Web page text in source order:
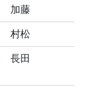
加藤
村松
長田